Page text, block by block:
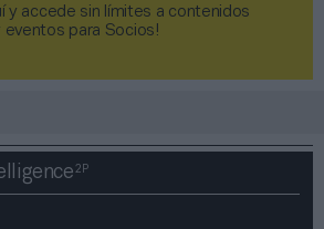
y accede sin límites a contenidos
eventos para Socios!​​​​​​​
2P